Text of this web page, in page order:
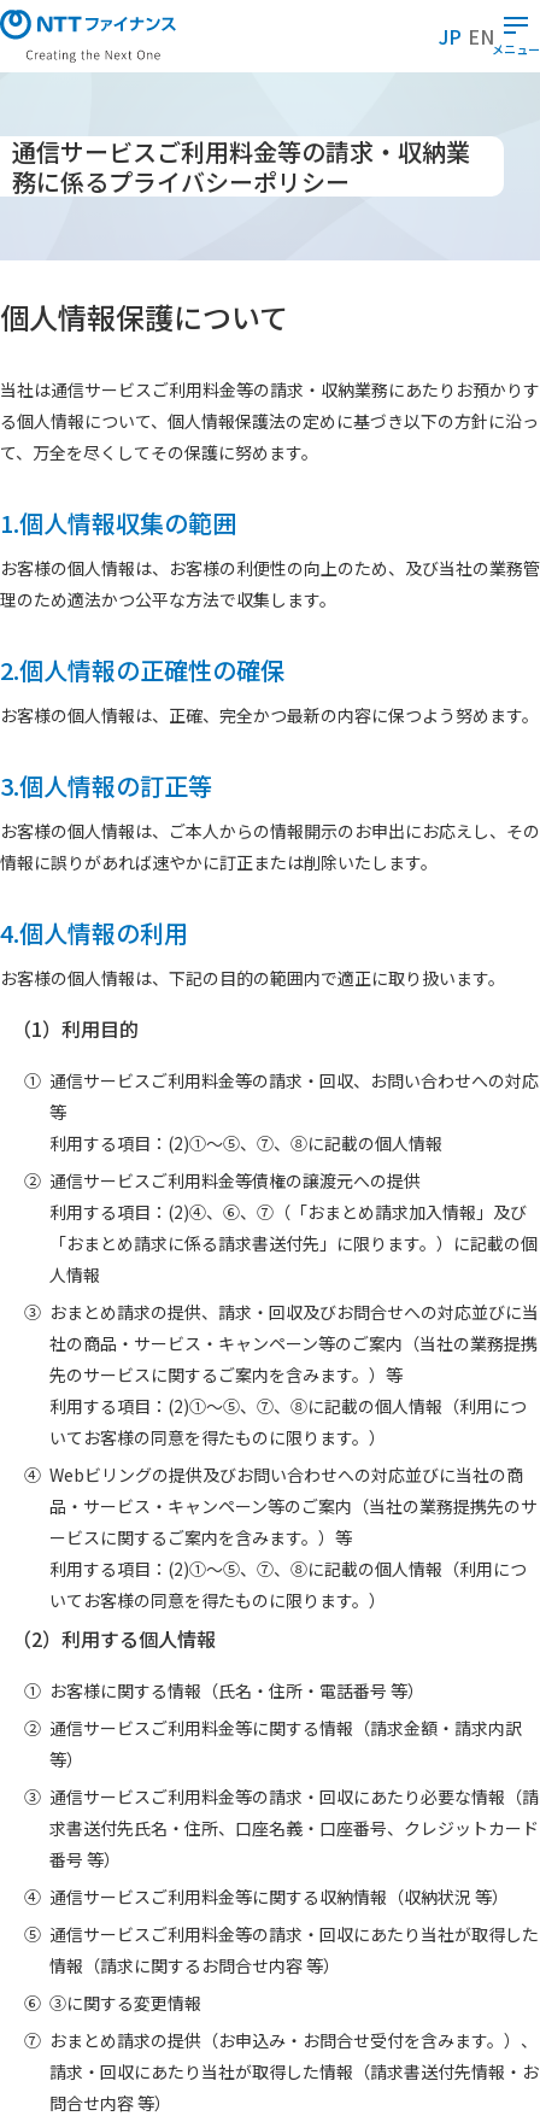
メ
イ
ン
ン
テ
ン
キ
ッ
JP ENメニュー
通信サービスご利用料金等の請求・収納業
務に係るプライバシーポリシー
個人情報保護について
当社は通信サービスご利用料金等の請求・収納業務にあたりお預かりす
る個人情報について、個人情報保護法の定めに基づき以下の方針に沿っ
て、万全を尽くしてその保護に努めます。
1.個人情報収集の範囲
お客様の個人情報は、お客様の利便性の向上のため、及び当社の業務管
理のため適法かつ公平な方法で収集します。
2.個人情報の正確性の確保
お客様の個人情報は、正確、完全かつ最新の内容に保つよう努めます。
3.個人情報の訂正等
お客様の個人情報は、ご本人からの情報開示のお申出にお応えし、その
情報に誤りがあれば速やかに訂正または削除いたします。
4.個人情報の利用
お客様の個人情報は、下記の目的の範囲内で適正に取り扱います。
（1） 利用目的
① 通信サービスご利用料金等の請求・回収、お問い合わせへの対応
等
利用する項目：(2)①～⑤、⑦、⑧に記載の個人情報
② 通信サービスご利用料金等債権の譲渡元への提供
利用する項目：(2)④、⑥、⑦（「おまとめ請求加入情報」及び
「おまとめ請求に係る請求書送付先」に限ります。）に記載の個
人情報
③ おまとめ請求の提供、請求・回収及びお問合せへの対応並びに当
社の商品・サービス・キャンペーン等のご案内（当社の業務提携
先のサービスに関するご案内を含みます。）等
利用する項目：(2)①～⑤、⑦、⑧に記載の個人情報（利用につ
いてお客様の同意を得たものに限ります。）
④ Webビリングの提供及びお問い合わせへの対応並びに当社の商
品・サービス・キャンペーン等のご案内（当社の業務提携先のサ
ービスに関するご案内を含みます。）等
利用する項目：(2)①～⑤、⑦、⑧に記載の個人情報（利用につ
いてお客様の同意を得たものに限ります。）
（2） 利用する個人情報
① お客様に関する情報（氏名・住所・電話番号 等）
② 通信サービスご利用料金等に関する情報（請求金額・請求内訳
等）
③ 通信サービスご利用料金等の請求・回収にあたり必要な情報（請
求書送付先氏名・住所、口座名義・口座番号、クレジットカード
番号 等）
④ 通信サービスご利用料金等に関する収納情報（収納状況 等）
⑤ 通信サービスご利用料金等の請求・回収にあたり当社が取得した
情報（請求に関するお問合せ内容 等）
⑥ ③に関する変更情報
⑦ おまとめ請求の提供（お申込み・お問合せ受付を含みます。）、
請求・回収にあたり当社が取得した情報（請求書送付先情報・お
問合せ内容 等）